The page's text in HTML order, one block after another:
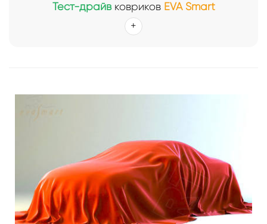
Тест-драйвковриков EVA Smart